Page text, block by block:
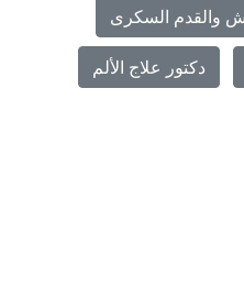
والقدم السكرى
دكتور علاج الألم